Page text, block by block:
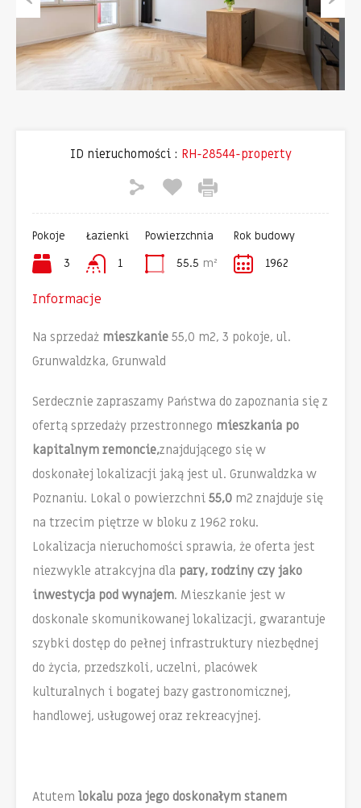
Next
ID nieruchomości : RH-28544-property
Pokoje
3
Łazienki
1
Powierzchnia
55.5 m²
Rok budowy
1962
Informacje
Na sprzedaż mieszkanie 55,0 m2, 3 pokoje, ul.
Grunwaldzka, Grunwald
Serdecznie zapraszamy Państwa do zapoznania się z
ofertą sprzedaży przestronnego mieszkania po
kapitalnym remoncie,znajdującego się w
doskonałej lokalizacji jaką jest ul. Grunwaldzka w
Poznaniu. Lokal o powierzchni 55,0 m2 znajduje się
na trzecim piętrze w bloku z 1962 roku.
Lokalizacja nieruchomości sprawia, że oferta jest
niezwykle atrakcyjna dla pary, rodziny czy jako
inwestycja pod wynajem. Mieszkanie jest w
doskonale skomunikowanej lokalizacji, gwarantuje
szybki dostęp do pełnej infrastruktury niezbędnej
do życia, przedszkoli, uczelni, placówek
kulturalnych i bogatej bazy gastronomicznej,
handlowej, usługowej oraz rekreacyjnej.
Atutem lokalu poza jego doskonałym stanem